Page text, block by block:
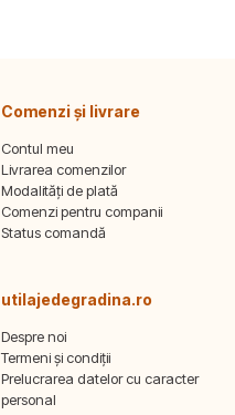
Comenzi și livrare
Contul meu
Livrarea comenzilor
Modalități de plată
Comenzi pentru companii
Status comandă
utilajedegradina.ro
Despre noi
Termeni și condiții
Prelucrarea datelor cu caracter
personal